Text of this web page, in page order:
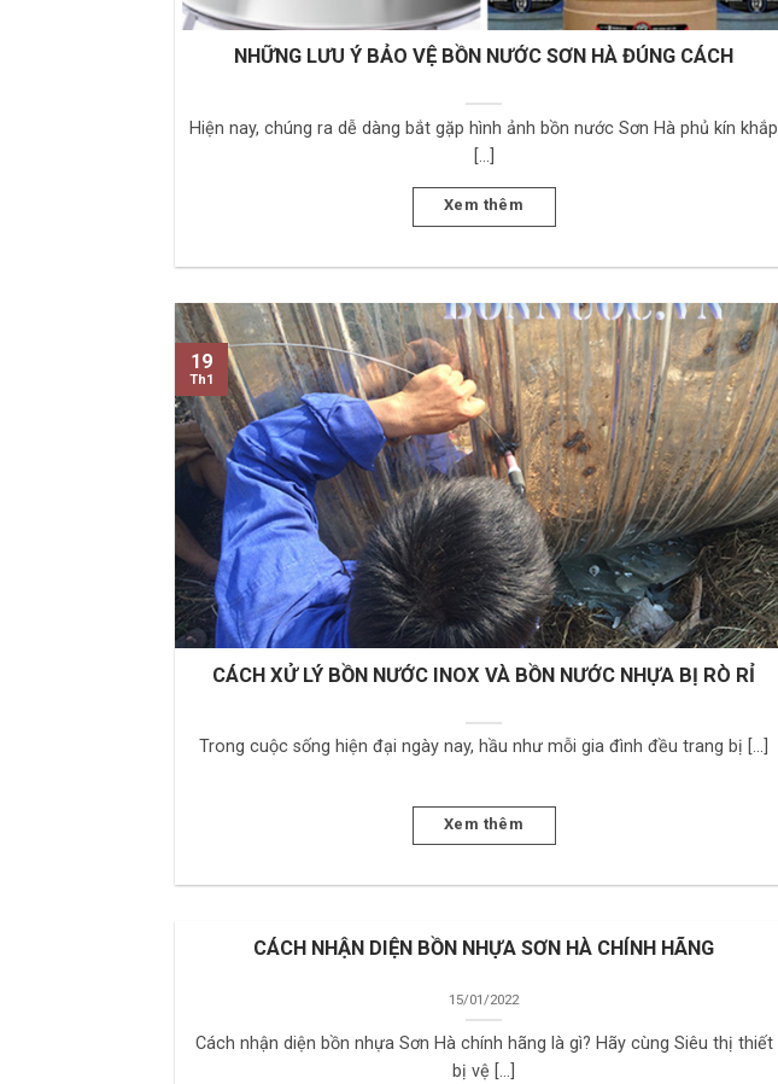
NHỮNG LƯU Ý BẢO VỆ BỒN NƯỚC SƠN HÀ ĐÚNG CÁCH
Hiện nay, chúng ra dễ dàng bắt gặp hình ảnh bồn nước Sơn Hà phủ kín khắp
[...]
Xem thêm
CÁCH XỬ LÝ BỒN NƯỚC INOX VÀ BỒN NƯỚC NHỰA BỊ RÒ RỈ
Trong cuộc sống hiện đại ngày nay, hầu như mỗi gia đình đều trang bị [...]
Xem thêm
19
Th1
CÁCH NHẬN DIỆN BỒN NHỰA SƠN HÀ CHÍNH HÃNG
15/01/2022
Cách nhận diện bồn nhựa Sơn Hà chính hãng là gì? Hãy cùng Siêu thị thiết
bị vệ [...]